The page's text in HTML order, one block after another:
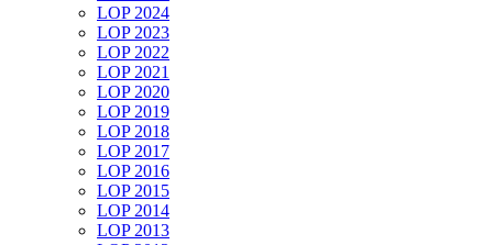
LOP 2024
LOP 2023
LOP 2022
LOP 2021
LOP 2020
LOP 2019
LOP 2018
LOP 2017
LOP 2016
LOP 2015
LOP 2014
LOP 2013